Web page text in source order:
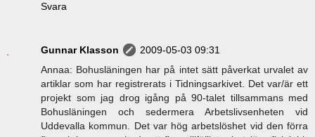
Svara
Gunnar Klasson
2009-05-03 09:31
Annaa: Bohusläningen har på intet sätt påverkat urvalet av
artiklar som har registrerats i Tidningsarkivet. Det var/är ett
projekt som jag drog igång på 90-talet tillsammans med
Bohusläningen och sedermera Arbetslivsenheten vid
Uddevalla kommun. Det var hög arbetslöshet vid den förra